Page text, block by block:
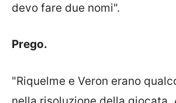
devo fare due nomi".
Prego.
"Riquelme e Veron erano